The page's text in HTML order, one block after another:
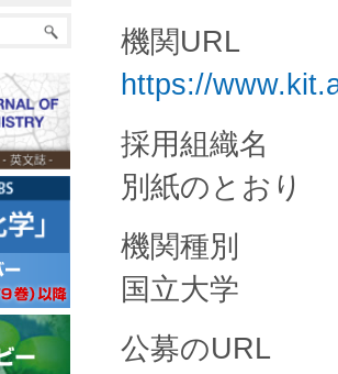
機関URL
https://
採用組織名
別紙のとおり
機関種別
国立大学
公募のURL